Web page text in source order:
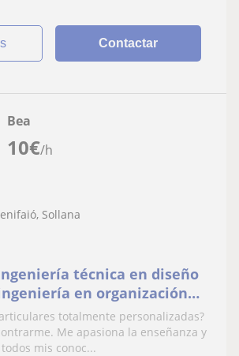
Contactar
10€/h
Bea
Sollana
técnica en diseño
en organización
totalmente personalizadas?
Me apasiona la enseñanza y
mis conoc...